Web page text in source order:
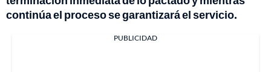
continúa el proceso se garantizará el servicio.
PUBLICIDAD